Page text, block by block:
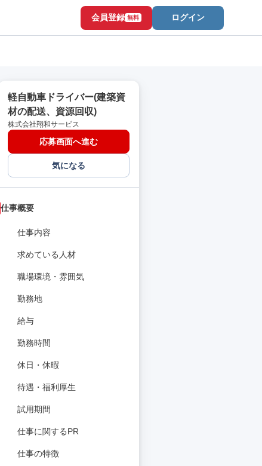
会員登録 無料 ログイン
軽自動車ドライバー(建築資
材の配送、資源回収)
株式会社翔和サービス
応募画面へ進む
気になる
仕事概要
仕事内容
求めている人材
職場環境・雰囲気
勤務地
給与
勤務時間
休日・休暇
待遇・福利厚生
試用期間
仕事に関するPR
仕事の特徴